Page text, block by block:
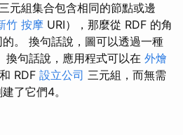
元組集合包含相同的節點或邊
竹 按摩 URI），那麼從 RDF 的角
。 換句話說，圖可以透過一種
換句話說，應用程式可以在 外燴
RDF 設立公司 三元組，而無需
了它們4。